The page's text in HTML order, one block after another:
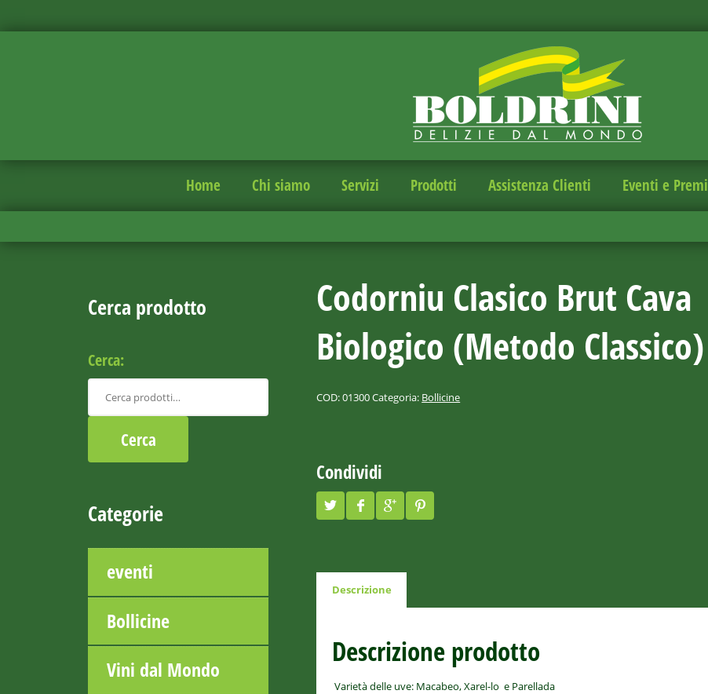
Home Chi siamo Servizi Prodotti Assistenza Clienti Eventi e Premi
Cerca prodotto
Cerca:
Categorie
eventi
Bollicine
Vini dal Mondo
Codorniu Clasico Brut Cava
Biologico (Metodo Classico)
COD:01300Categoria: Bollicine
Condividi
Descrizione
Descrizione prodotto
Varietà delle uve: Macabeo, Xarel-lo e Parellada